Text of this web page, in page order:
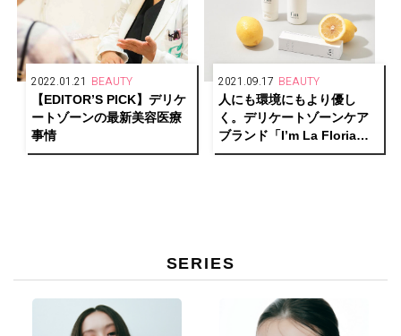
2022.01.21 BEAUTY
【EDITOR’S PICK】デリケ
ートゾーンの最新美容医療
事情
2021.09.17 BEAUTY
人にも環境にもより優し
く。デリケートゾーンケア
ブランド「I’m La Floria」
がリブランディング！
SERIES